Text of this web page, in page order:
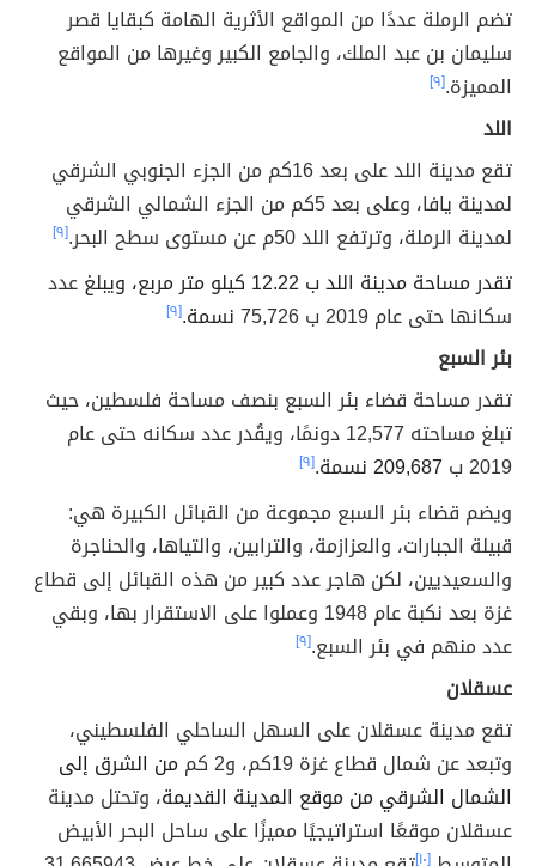
تضم الرملة عددًا من المواقع الأثرية الهامة كبقايا قصر
سليمان بن عبد الملك، والجامع الكبير وغيرها من المواقع
المميزة.[٩]
اللد
تقع مدينة اللد على بعد 16كم من الجزء الجنوبي الشرقي
لمدينة يافا، وعلى بعد 5كم من الجزء الشمالي الشرقي
لمدينة الرملة، وترتفع اللد 50م عن مستوى سطح البحر.
[٩]
تقدر مساحة مدينة اللد ب 12.22 كيلو متر مربع، ويبلغ
عدد
سكانها حتى عام 2019 ب 75,726
نسمة.[٩]
بئر السبع
تقدر مساحة قضاء بئر السبع بنصف مساحة فلسطين، حيث
تبلغ مساحته 12,577 دونمًا، ويقُدر عدد سكانه حتى عام
2019 ب
209,687 نسمة. [٩]
ويضم قضاء بئر السبع مجموعة من القبائل الكبيرة هي:
قبيلة الجبارات، والعزازمة، والترابين، والتياها، والحناجرة
والسعيديين، لكن هاجر عدد كبير من هذه القبائل إلى قطاع
غزة بعد نكبة عام 1948 وعملوا على الاستقرار بها، وبقي
عدد منهم في بئر السبع.[٩]
عسقلان
تقع مدينة عسقلان على السهل الساحلي الفلسطيني،
وتبعد عن شمال قطاع غزة 19كم، و2 كم
من الشرق إلى
الشمال الشرقي من موقع المدينة القديمة، وتحتل مدينة
عسقلان موقعًا استراتيجيًا مميزًا على ساحل البحر الأبيض
[١٠]